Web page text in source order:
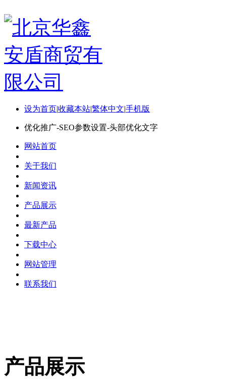
设为首页|收藏本站|繁体中文|手机版
优化推广-SEO参数设置-头部优化文字
网站首页
关于我们
新闻资讯
产品展示
最新产品
下载中心
网站管理
联系我们
产品展示